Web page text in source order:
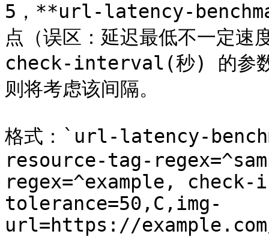
5，**url-latency-
点（误区：延迟最低不一定速
check-interval(秒) 的参数
则将考虑该间隔。
格式：`url-latency-
resource-tag-
regex=^example,
tolerance=50,C,img-
url=https://